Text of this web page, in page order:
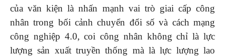
của văn kiện là nhấn mạnh vai trò giai cấp công
nhân trong bối cảnh chuyển đổi số và cách mạng
công nghiệp 4.0, coi công nhân không chỉ là lực
lượng sản xuất truyền thống mà là lực lượng lao